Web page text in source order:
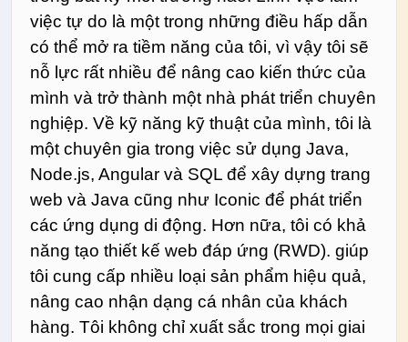
việc tự do là một trong những điều hấp dẫn
có thể mở ra tiềm năng của tôi, vì vậy tôi sẽ
nỗ lực rất nhiều để nâng cao kiến ​​thức của
mình và trở thành một nhà phát triển chuyên
nghiệp. Về kỹ năng kỹ thuật của mình, tôi là
một chuyên gia trong việc sử dụng Java,
Node.js, Angular và SQL để xây dựng trang
web và Java cũng như Iconic để phát triển
các ứng dụng di động. Hơn nữa, tôi có khả
năng tạo thiết kế web đáp ứng (RWD). giúp
tôi cung cấp nhiều loại sản phẩm hiệu quả,
nâng cao nhận dạng cá nhân của khách
hàng. Tôi không chỉ xuất sắc trong mọi giai